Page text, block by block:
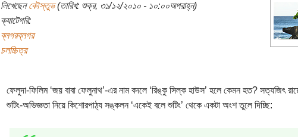
লিখেছেনকৌস্তুভ(তারিখ: শুক্র, ৩১/১২/২০১০ - ১০:০০অপরাহ্ন)
ক্যাটেগরি:
ব্লগরব্লগর
চলচ্চিত্র
ফেলুদা-ফিলিম ‘জয় বাবা ফেলুনাথ’-এর নাম বদলে ‘রিঙ্কু সিল্ক হাউস’ হলে কেমন হত? সত্যজিৎ
শুটিং-অভিজ্ঞতা নিয়ে কিশোরপাঠ্য সঙ্কলন ‘একেই বলে শুটিং’ থেকে একটা অংশ তুলে দিচ্ছি: